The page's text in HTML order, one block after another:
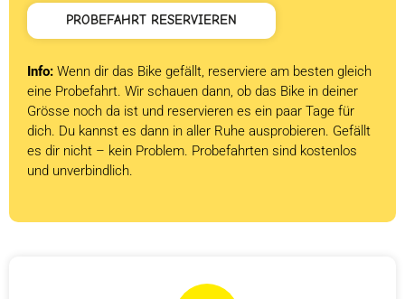
PROBEFAHRT RESERVIEREN
Info: Wenn dir das Bike gefällt, reserviere am besten gleich
eine Probefahrt. Wir schauen dann, ob das Bike in deiner
Grösse noch da ist und reservieren es ein paar Tage für
dich. Du kannst es dann in aller Ruhe ausprobieren. Gefällt
es dir nicht – kein Problem. Probefahrten sind kostenlos
und unverbindlich.